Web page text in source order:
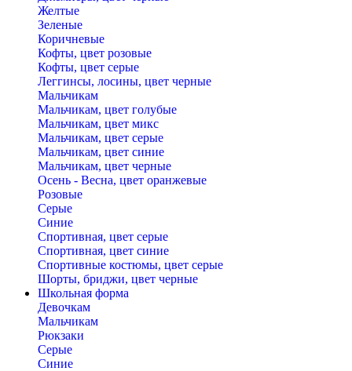
Желтые
Зеленые
Коричневые
Кофты, цвет розовые
Кофты, цвет серые
Леггинсы, лосины, цвет черные
Мальчикам
Мальчикам, цвет голубые
Мальчикам, цвет микс
Мальчикам, цвет серые
Мальчикам, цвет синие
Мальчикам, цвет черные
Осень - Весна, цвет оранжевые
Розовые
Серые
Синие
Спортивная, цвет серые
Спортивная, цвет синие
Спортивные костюмы, цвет серые
Шорты, бриджи, цвет черные
Школьная форма
Девочкам
Мальчикам
Рюкзаки
Серые
Синие